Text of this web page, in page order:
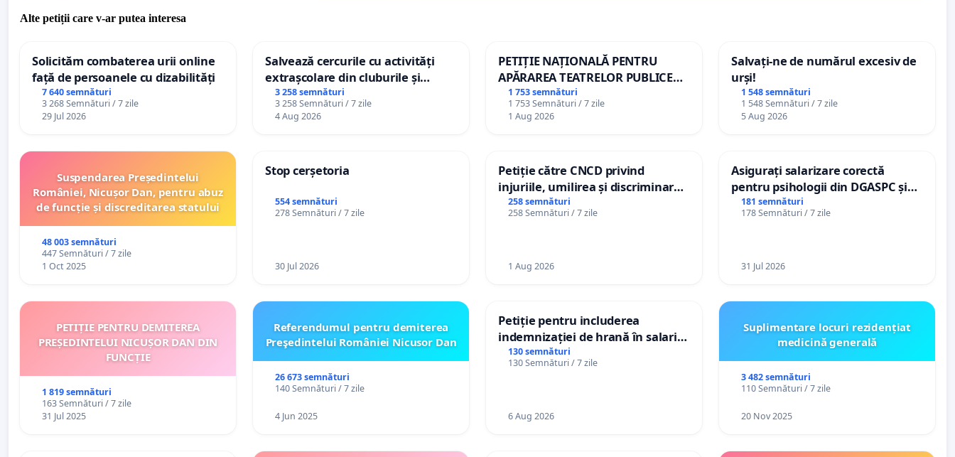
Alte petiții care v-ar putea interesa
Solicităm combaterea urii online
față de persoanele cu dizabilități
7 640 semnături
3 268 Semnături / 7 zile
29 Jul 2026
Salvează cercurile cu activități
extrașcolare din cluburile și
palatele copiilor
3 258 semnături
3 258 Semnături / 7 zile
4 Aug 2026
PETIȚIE NAȚIONALĂ PENTRU
APĂRAREA TEATRELOR PUBLICE
DE REPERTORIU DIN ROMÂNIA
1 753 semnături
1 753 Semnături / 7 zile
1 Aug 2026
Salvați-ne de numărul excesiv de
urși!
1 548 semnături
1 548 Semnături / 7 zile
5 Aug 2026
Suspendarea Președintelui
României, Nicușor Dan, pentru abuz
de funcție și discreditarea statului
48 003 semnături
447 Semnături / 7 zile
1 Oct 2025
Stop cerșetoria
554 semnături
278 Semnături / 7 zile
30 Jul 2026
Petiție către CNCD privind
injuriile, umilirea și discriminarea
persoanelor cu dizabilități de
către utilizatorul TikTok „Gorici”
258 semnături
258 Semnături / 7 zile
1 Aug 2026
Asigurați salarizare corectă
pentru psihologii din DGASPC și
spitale
181 semnături
178 Semnături / 7 zile
31 Jul 2026
PETIȚIE PENTRU DEMITEREA
PREȘEDINTELUI NICUȘOR DAN DIN
FUNCȚIE
1 819 semnături
163 Semnături / 7 zile
31 Jul 2025
Referendumul pentru demiterea
Preşedintelui României Nicusor Dan
26 673 semnături
140 Semnături / 7 zile
4 Jun 2025
Petiție pentru includerea
indemnizației de hrană în salariul
de bază și protejarea gradațiilor
de vechime pentru asistenții
130 semnături
130 Semnături / 7 zile
6 Aug 2026
Suplimentare locuri rezidențiat
medicină generală
3 482 semnături
110 Semnături / 7 zile
20 Nov 2025